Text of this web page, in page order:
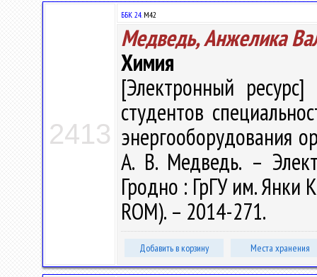
2413
ББК 24.М42
Медведь, Анжелика
Химия
[Электронный
студентов
энергооборудования
А. В. Медведь. –
Гродно : ГрГУ им. Янки
ROM). – 2014-271.
Добавить в корзину Места хранения